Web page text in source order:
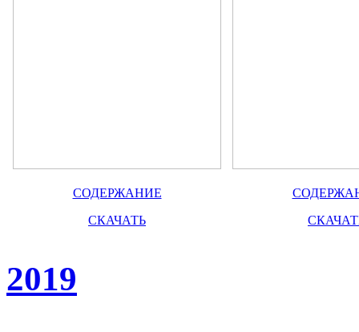
СОДЕРЖАНИЕ
СКАЧАТЬ
2019